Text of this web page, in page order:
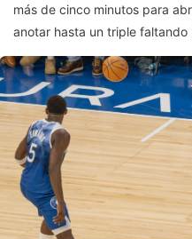
más de cinco minutos para
anotar hasta un triple